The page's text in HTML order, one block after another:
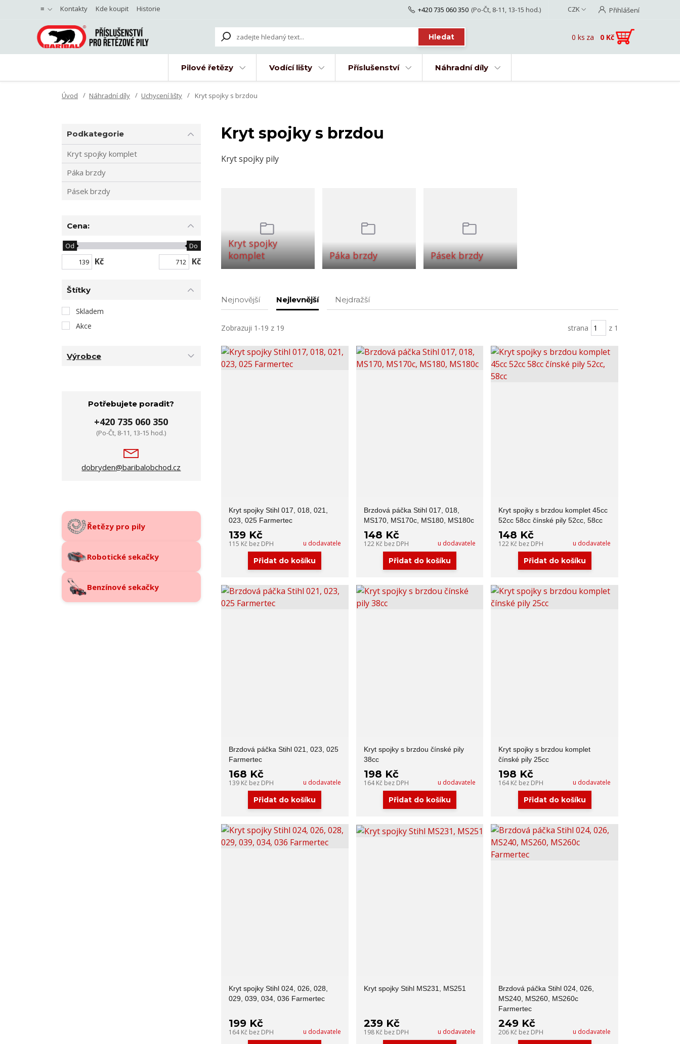
≡ Kontakty Kde koupit Historie CZK Přihlášení
Hledat
+420 735 060 350 (Po-Čt, 8-11, 13-15 hod.)
0 ks za 0 Kč
Pilové řetězy Vodící lišty Příslušenství Náhradní díly
Úvod Náhradní díly Uchycení lišty Kryt spojky s brzdou
Kryt spojky s brzdou
Kryt spojky pily
Kryt spojky
komplet
Páka brzdy Pásek brzdy
Nejnovější Nejlevnější Nejdražší
Zobrazuji 1-19 z 19 strana z 1
Kryt spojky Stihl 017, 018, 021,
023, 025 Farmertec
139 Kč
115 Kč bez DPH u dodavatele
Přidat do košíku
Brzdová páčka Stihl 017, 018,
MS170, MS170c, MS180, MS180c
148 Kč
122 Kč bez DPH u dodavatele
Přidat do košíku
Kryt spojky s brzdou komplet 45cc
52cc 58cc čínské pily 52cc, 58cc
148 Kč
122 Kč bez DPH u dodavatele
Přidat do košíku
Brzdová páčka Stihl 021, 023, 025
Farmertec
168 Kč
139 Kč bez DPH u dodavatele
Přidat do košíku
Kryt spojky s brzdou čínské pily
38cc
198 Kč
164 Kč bez DPH u dodavatele
Přidat do košíku
Kryt spojky s brzdou komplet
čínské pily 25cc
198 Kč
164 Kč bez DPH u dodavatele
Přidat do košíku
Kryt spojky Stihl 024, 026, 028,
029, 039, 034, 036 Farmertec
199 Kč
164 Kč bez DPH u dodavatele
Kryt spojky Stihl MS231, MS251
239 Kč
198 Kč bez DPH u dodavatele
Brzdová páčka Stihl 024, 026,
MS240, MS260, MS260c
Farmertec
249 Kč
206 Kč bez DPH u dodavatele
Podkategorie
Kryt spojky komplet
Páka brzdy
Pásek brzdy
Cena:
Kč
Od Do
Kč
Štítky
Skladem
Akce
Výrobce
Potřebujete poradit?
+420 735 060 350
(Po-Čt, 8-11, 13-15 hod.)
dobryden@baribalobchod.cz
Řetězy pro pily
Robotické sekačky
Benzínové sekačky